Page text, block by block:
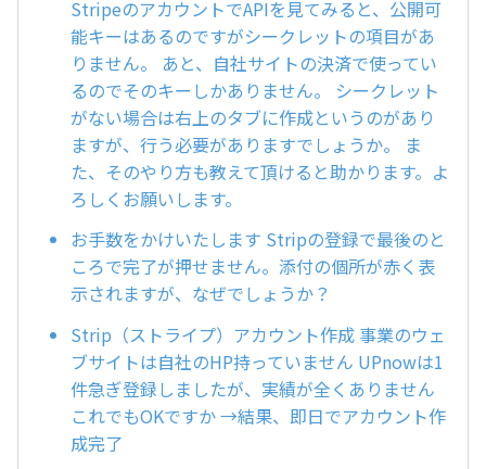
StripeのアカウントでAPIを見てみると、公開可
能キーはあるのですがシークレットの項目があ
りません。 あと、自社サイトの決済で使ってい
るのでそのキーしかありません。 シークレット
がない場合は右上のタブに作成というのがあり
ますが、行う必要がありますでしょうか。 ま
た、そのやり方も教えて頂けると助かります。よ
ろしくお願いします。
お手数をかけいたします Stripの登録で最後のと
ころで完了が押せません。添付の個所が赤く表
示されますが、なぜでしょうか？
Strip（ストライプ）アカウント作成 事業のウェ
ブサイトは自社のHP持っていません UPnowは1
件急ぎ登録しましたが、実績が全くありません
これでもOKですか →結果、即日でアカウント作
成完了